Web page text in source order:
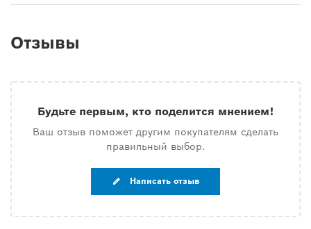
Отзывы
Будьте первым, кто поделится мнением!
Ваш отзыв поможет другим покупателям сделать
правильный выбор.
Написать отзыв